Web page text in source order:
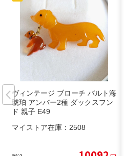
ヴィンテージ ブローチ バルト海
琥珀 アンバー2種 ダックスフン
ド 親子 E49
マイストア在庫： 2508